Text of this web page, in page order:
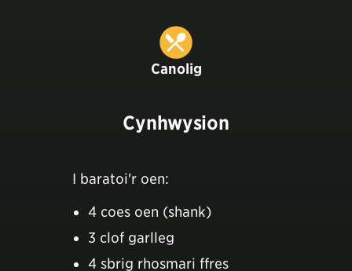
Canolig
Cynhwysion
I baratoi'r oen:
4 coes oen (shank)
3 clof garlleg
4 sbrig rhosmari ffres